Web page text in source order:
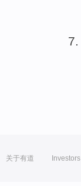
关于有道 Investors